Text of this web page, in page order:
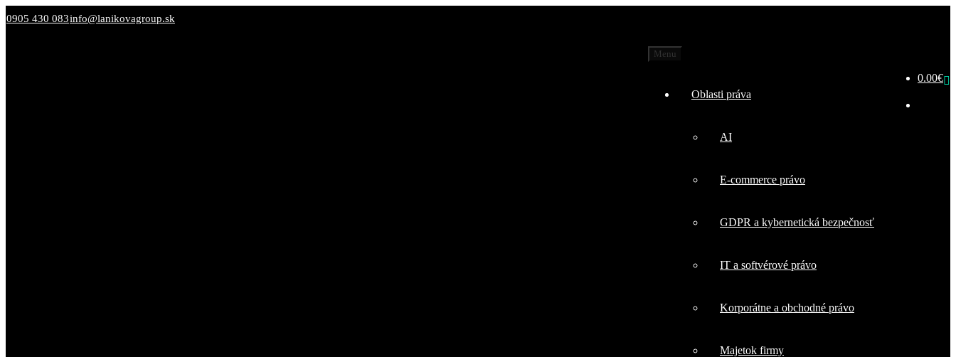
0905 430 083info@lanikovagroup.sk
Menu
Oblasti práva
AI
E-commerce právo
GDPR a kybernetická bezpečnosť
IT a softvérové právo
Korporátne a obchodné právo
Majetok firmy
0.00€